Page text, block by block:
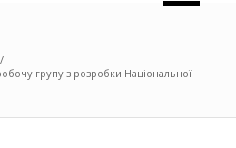
/
групу з розробки Національної